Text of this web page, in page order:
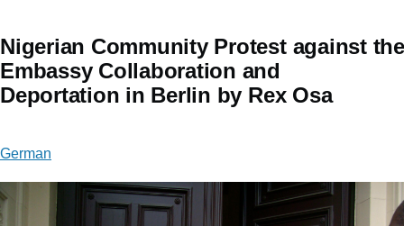
Nigerian Community Protest against the
Embassy Collaboration and
Deportation in Berlin by Rex Osa
German